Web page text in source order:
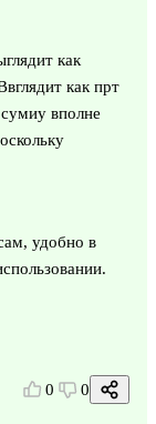
как
как прт
вполне
удобно в
0 0